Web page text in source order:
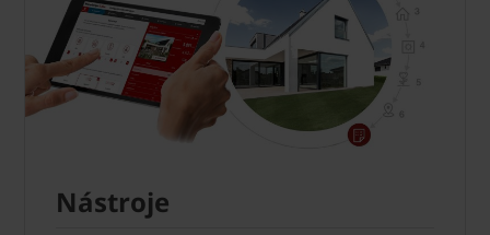
Nástroje